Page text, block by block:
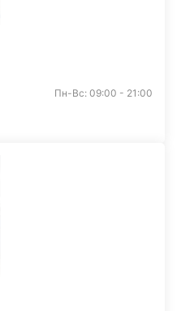
Пн-Вс: 09:00 - 21:00